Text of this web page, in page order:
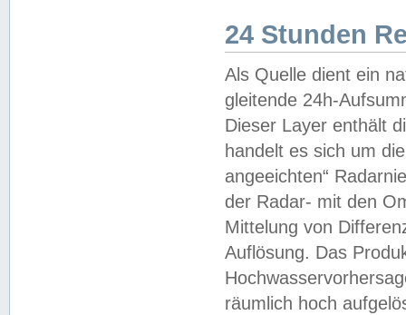
24 Stunden
Als Quelle dient ein
gleitende 24h-
Dieser Layer enthält
handelt es sich um
angeeichten“
der Radar- mit den
Mittelung von
Auflösung. Das
räumlich hoch